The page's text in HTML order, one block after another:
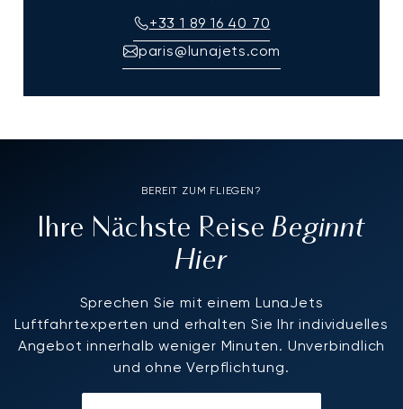
+33 1 89 16 40 70
paris@lunajets.com
BEREIT ZUM FLIEGEN?
Ihre Nächste ReiseBeginnt
Hier
Sprechen Sie mit einem LunaJets
Luftfahrtexperten und erhalten Sie Ihr individuelles
Angebot innerhalb weniger Minuten. Unverbindlich
und ohne Verpflichtung.